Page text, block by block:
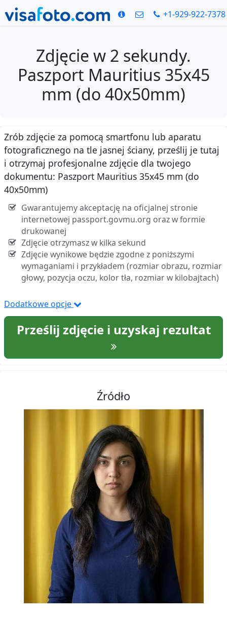
+1-929-922-7378
Zdjęcie w 2 sekundy.
Paszport Mauritius 35x45
mm (do 40x50mm)
Zrób zdjęcie za pomocą smartfonu lub aparatu
fotograficznego na tle jasnej ściany, prześlij je tutaj
i otrzymaj profesjonalne zdjęcie dla twojego
dokumentu: Paszport Mauritius 35x45 mm (do
40x50mm)
Gwarantujemy akceptację na oficjalnej stronie
internetowej passport.govmu.org oraz w formie
drukowanej
Zdjęcie otrzymasz w kilka sekund
Zdjęcie wynikowe będzie zgodne z poniższymi
wymaganiami i przykładem (rozmiar obrazu, rozmiar
głowy, pozycja oczu, kolor tła, rozmiar w kilobajtach)
Dodatkowe opcje
Prześlij zdjęcie i uzyskaj rezultat
Źródło